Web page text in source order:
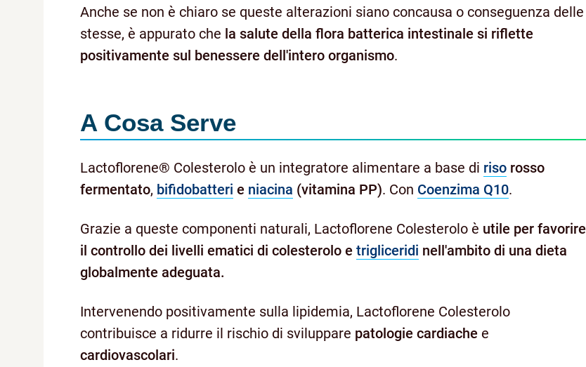
Anche se non è chiaro se queste alterazioni siano concausa o conseguenza delle
stesse, è appurato che la salute della flora batterica intestinale si riflette
positivamente sul benessere dell'intero organismo.
A Cosa Serve
Lactoflorene® Colesterolo è un integratore alimentare a base di riso rosso
fermentato, bifidobatteri e niacina (vitamina PP). Con Coenzima Q10.
Grazie a queste componenti naturali, Lactoflorene Colesterolo è utile per favorire
il controllo dei livelli ematici di colesterolo e trigliceridi nell'ambito di una dieta
globalmente adeguata.
Intervenendo positivamente sulla lipidemia, Lactoflorene Colesterolo
contribuisce a ridurre il rischio di sviluppare patologie cardiache e
cardiovascolari.